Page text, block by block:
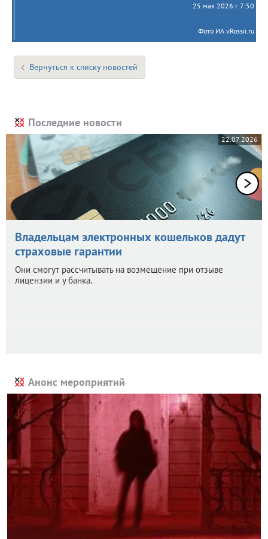
25 мая 2026 г. 7:50
Фото ИА vRossii.ru
Вернуться к списку новостей
Последние новости
22.07.2026
Владельцам электронных кошельков дадут
страховые гарантии
Они смогут рассчитывать на возмещение при отзыве
лицензии и у банка.
Анонс мероприятий